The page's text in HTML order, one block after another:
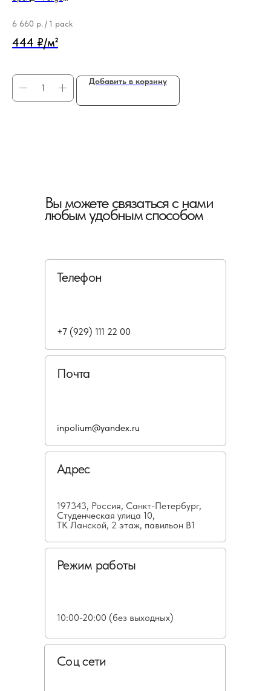
6 660 р. / 1 pack
444 ₽/м²
Добавить в корзину
Вы можете связаться с нами
любым удобным способом
Телефон
Почта
Адрес
197343, Россия, Санкт-Петербург,
Студенческая улица 10,
ТК Ланской, 2 этаж, павильон В1
Режим работы
10:00-20:00 (без выходных)
Соц сети
+7 (929) 111 22 00
inpolium@yandex.ru